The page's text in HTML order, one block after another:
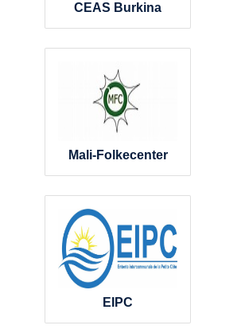
CEAS Burkina
Mali-Folkecenter
EIPC